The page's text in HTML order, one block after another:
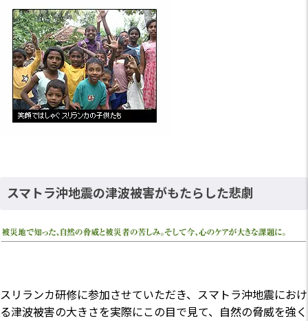
スマトラ沖地震の津波被害がもたらした悲劇
スリランカ研修に参加させていただき、スマトラ沖地震におけ
る津波被害の大きさを実際にこの目で見て、自然の脅威を強く